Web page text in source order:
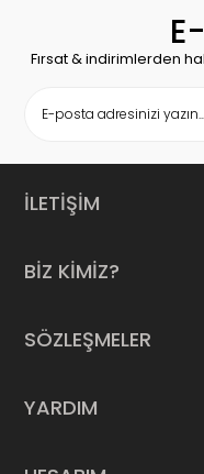
Fırsat & indirimlerden
İLETİŞİM
BİZ KİMİZ?
SÖZLEŞMELER
YARDIM